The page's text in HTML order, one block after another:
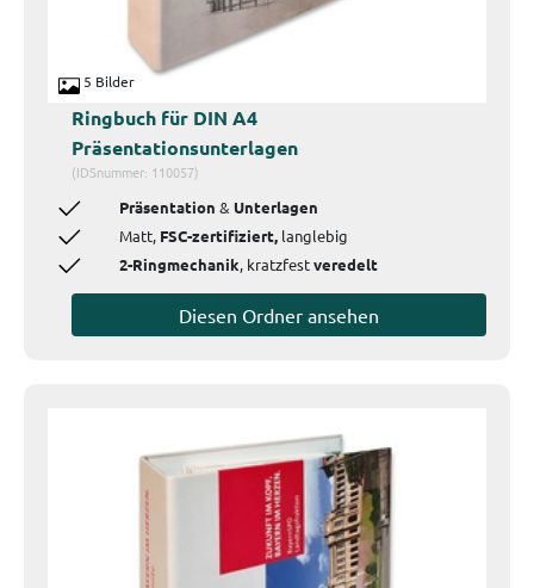
5 Bilder
Ringbuch für DIN A4
Präsentationsunterlagen
(IDSnummer: 110057)
Präsentation & Unterlagen
Matt, FSC-zertifiziert, langlebig
2-Ringmechanik, kratzfestveredelt
Diesen Ordner ansehen